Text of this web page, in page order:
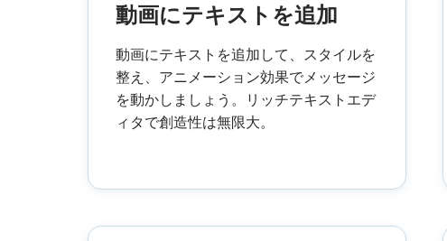
動画にテキストを追加
動画にテキストを追加して、スタイルを
整え、アニメーション効果でメッセージ
を動かしましょう。リッチテキストエデ
ィタで創造性は無限大。